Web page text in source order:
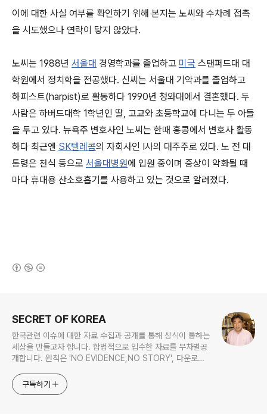
이에 대한 사실 여부를 확인하기 위해 본지는 노씨와 수차례 접촉
을 시도했으나 연락이 닿지 않았다.
노씨는 1988년 서울대 경영학과를 졸업하고 미국 스탠퍼드대 대
학원에서 정치학을 전공했다. 신씨는 서울대 기악과를 졸업하고
하피스트(harpist)로 활동하다 1990년 청와대에서 결혼했다. 두
사람은 하버드대학 1학년인 딸, 고교와 초등학교에 다니는 두 아들
을 두고 있다. 뉴욕주 변호사인 노씨는 한때 홍콩에서 변호사 활동
하다 최근엔 SK텔레콤의 자회사인 I사의 대주주로 있다. 노 전 대
통령은 천식 등으로 서울대병원에 입원 중이며 증상이 악화될 때
마다 휴대용 산소호흡기를 사용하고 있는 것으로 알려졌다.
SECRET OF KOREA
한국관련 이슈에 대한 자료 수집과 공개를 통해 상식이 통하는
세상을 만들고자 합니다. 합법적으로 입수한 자료를 무차별공
개합니다. 원칙은 'NO EVIDENCE,NO STORY', 다운로드
jesim56@gmail.com, 안보일때는 구글리더나 RSS로!!
구독하기